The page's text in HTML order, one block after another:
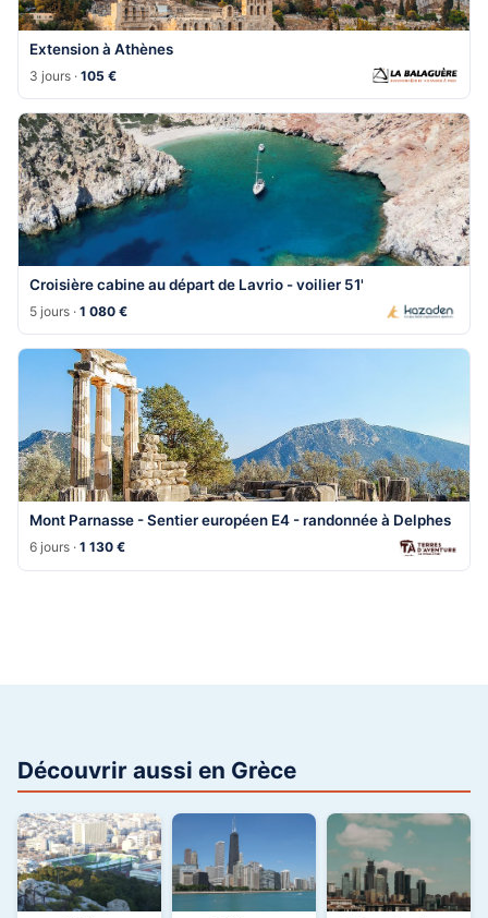
Extension à Athènes
3 jours ·105 €
Croisière cabine au départ de Lavrio - voilier 51'
5 jours ·1 080 €
Mont Parnasse - Sentier européen E4 - randonnée à Delphes
6 jours ·1 130 €
Découvrir aussi en Grèce